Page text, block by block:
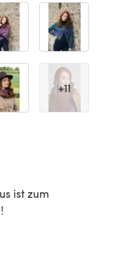
ist zum